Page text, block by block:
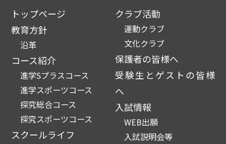
トップページ
教育方針
沿革
コース紹介
進学Sプラスコース
進学スポーツコース
探究総合コース
探究スポーツコース
スクールライフ
クラブ活動
運動クラブ
文化クラブ
保護者の皆様へ
受験生とゲストの皆様
へ
入試情報
WEB出願
入試説明会等